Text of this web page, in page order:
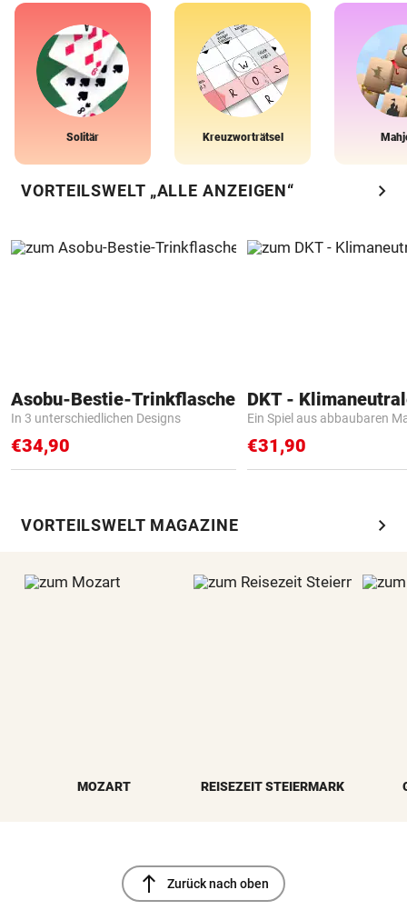
Solitär Kreuzworträtsel
VORTEILSWELT „ALLE ANZEIGEN“ chevron_right
Asobu-Bestie-Trinkflasche
In 3 unterschiedlichen Designs
€34,90
Ein Spiel aus abbaubaren
€31,90
VORTEILSWELT MAGAZINE chevron_right
MOZART REISEZEIT STEIERMARK
north Zurück nach oben